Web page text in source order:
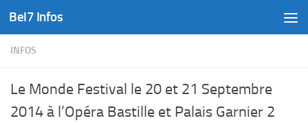
Skip to content
Bel7 Infos
INFOS
Le Monde Festival le 20 et 21 Septembre
2014 à l’Opéra Bastille et Palais Garnier 2